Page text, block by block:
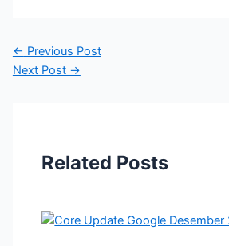
← Previous Post
Next Post →
Related Posts